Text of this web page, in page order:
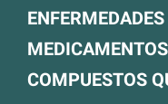
ENFERMEDADES
MEDICAMENTOS
COMPUESTOS